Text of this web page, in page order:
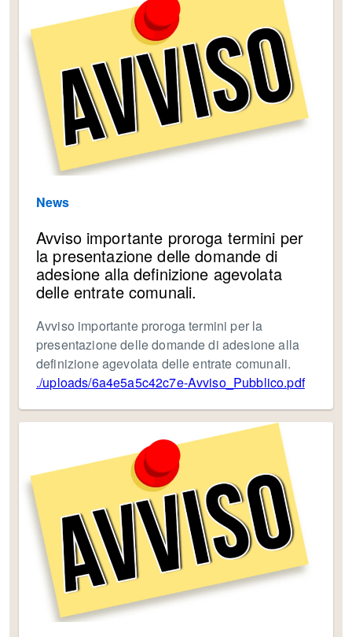
News
Avviso importante proroga termini per
la presentazione delle domande di
adesione alla definizione agevolata
delle entrate comunali.
Avviso importante proroga termini per la
presentazione delle domande di adesione alla
definizione agevolata delle entrate comunali.
./uploads/6a4e5a5c42c7e-Avviso_Pubblico.pdf